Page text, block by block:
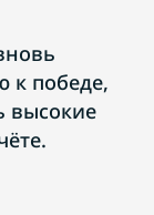
к победе,
высокие